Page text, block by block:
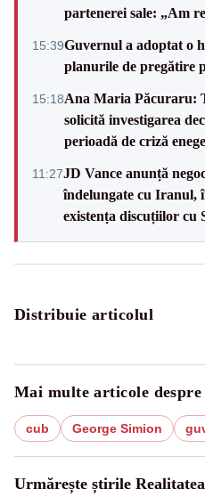
partenerei sale: „Am
15:39Guvernul a adoptat o
planurile de pregătire
15:18Ana Maria Păcuraru:
solicită investigarea
perioadă de criză
11:27JD Vance anunță
îndelungate cu Iranul,
existența discuțiilor cu
Distribuie articolul
Mai multe articole despre
cub George Simion
Urmărește știrile